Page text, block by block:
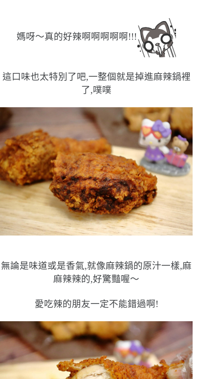
媽呀〜真的好辣啊啊啊啊啊!!!
這口味也太特別了吧,一整個就是掉進麻辣鍋裡
了,噗噗
無論是味道或是香氣,就像麻辣鍋的原汁一樣,麻
麻辣辣的,好驚豔喔〜
愛吃辣的朋友一定不能錯過啊!